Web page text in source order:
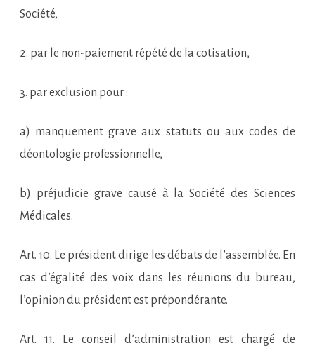
Société,
2. par le non-paiement répété de la cotisation,
3. par exclusion pour :
a) manquement grave aux statuts ou aux codes de
déontologie professionnelle,
b) préjudicie grave causé à la Société des Sciences
Médicales.
Art. 10. Le président dirige les débats de l’assemblée. En
cas d’égalité des voix dans les réunions du bureau,
l’opinion du président est prépondérante.
Art. 11. Le conseil d’administration est chargé de